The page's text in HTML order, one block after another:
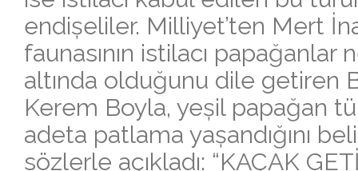
endișeliler. Milliyet’ten Mert
faunasının istilacı
altında olduğunu dile getiren
Kerem Boyla, yeșil papağan
adeta patlama yașandığını
sözlerle açıkladı: “KAÇAK